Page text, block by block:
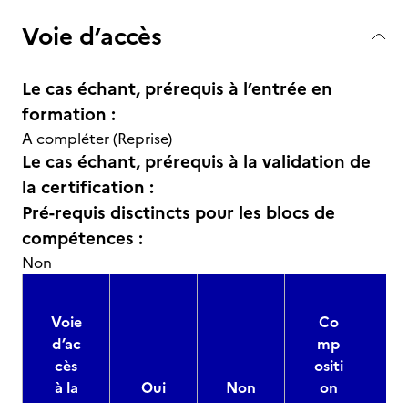
Voie d’accès
Le cas échant, prérequis à l’entrée en
formation :
A compléter (Reprise)
Le cas échant, prérequis à la validation de
la certification :
Pré-requis disctincts pour les blocs de
compétences :
Non
Voie
d’ac
cès
à la
Oui Non
Co
mp
ositi
on